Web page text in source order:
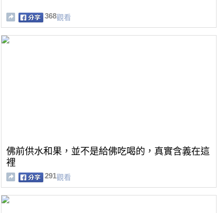
368觀看
佛前供水和果，並不是給佛吃喝的，真實含義在這
裡
291觀看